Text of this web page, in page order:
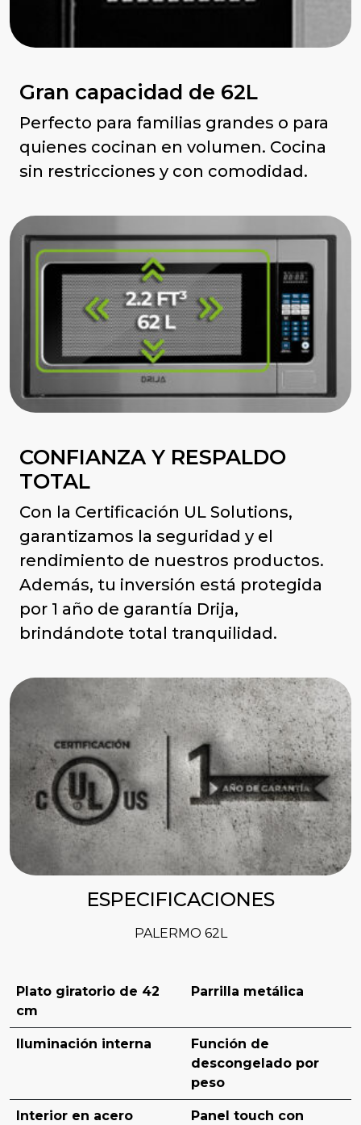
Gran capacidad de 62L
Perfecto para familias grandes o para
quienes cocinan en volumen. Cocina
sin restricciones y con comodidad.
CONFIANZA Y RESPALDO
TOTAL
Con la Certificación UL Solutions,
garantizamos la seguridad y el
rendimiento de nuestros productos.
Además, tu inversión está protegida
por 1 año de garantía Drija,
brindándote total tranquilidad.
ESPECIFICACIONES
PALERMO 62L
Plato giratorio de 42
cm
Parrilla metálica
Iluminación interna
Función de
descongelado por
peso
Interior en acero
Panel touch con